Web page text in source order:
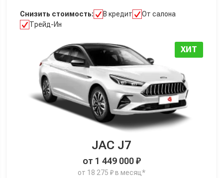
Снизить стоимость: В кредит
От салона
Трейд-Ин
ХИТ
JAC J7
от 1 449 000 ₽
от 18 275 ₽ в месяц*